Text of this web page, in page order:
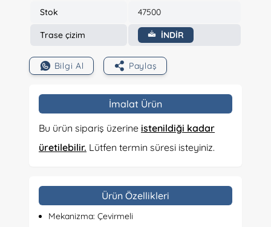
Stok 47500
Trase çizim İNDİR
Bilgi Al Paylaş
İmalat Ürün
Bu ürün sipariş üzerine istenildiği kadar
üretilebilir. Lütfen termin süresi isteyiniz.
Ürün Özellikleri
Mekanizma: Çevirmeli